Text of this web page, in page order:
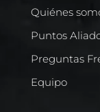
Quiénes
Puntos
Preguntas
Equipo